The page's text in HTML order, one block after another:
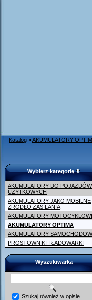
Katalog »AKUMULATORY
Wybierz kategorię
AKUMULATORY DO POJAZDÓW
UŻYTKOWYCH
AKUMULATORY JAKO MOBILNE
ŹRÓDŁO ZASILANIA
AKUMULATORY
AKUMULATORY OPTIMA
AKUMULATORY
PROSTOWNIKI I ŁADOWARKI
Wyszukiwarka
Szukaj również w opisie